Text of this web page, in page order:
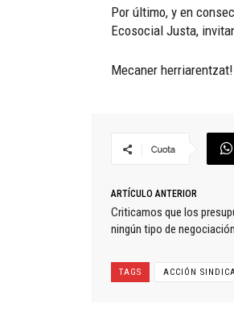
Por último, y en
Ecosocial Justa,
Mecaner
Cuota
ARTÍCULO ANTERIOR
Criticamos que los
ningún tipo de negociación
TAGS ACCIÓN